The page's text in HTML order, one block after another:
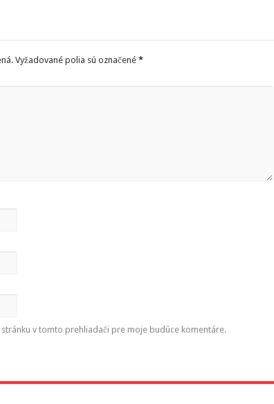
Vyžadované polia sú označené *
v tomto prehliadači pre moje budúce komentáre.